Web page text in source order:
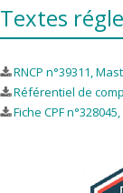
Textes
RNCP n°39311,
Référentiel de
Fiche CPF